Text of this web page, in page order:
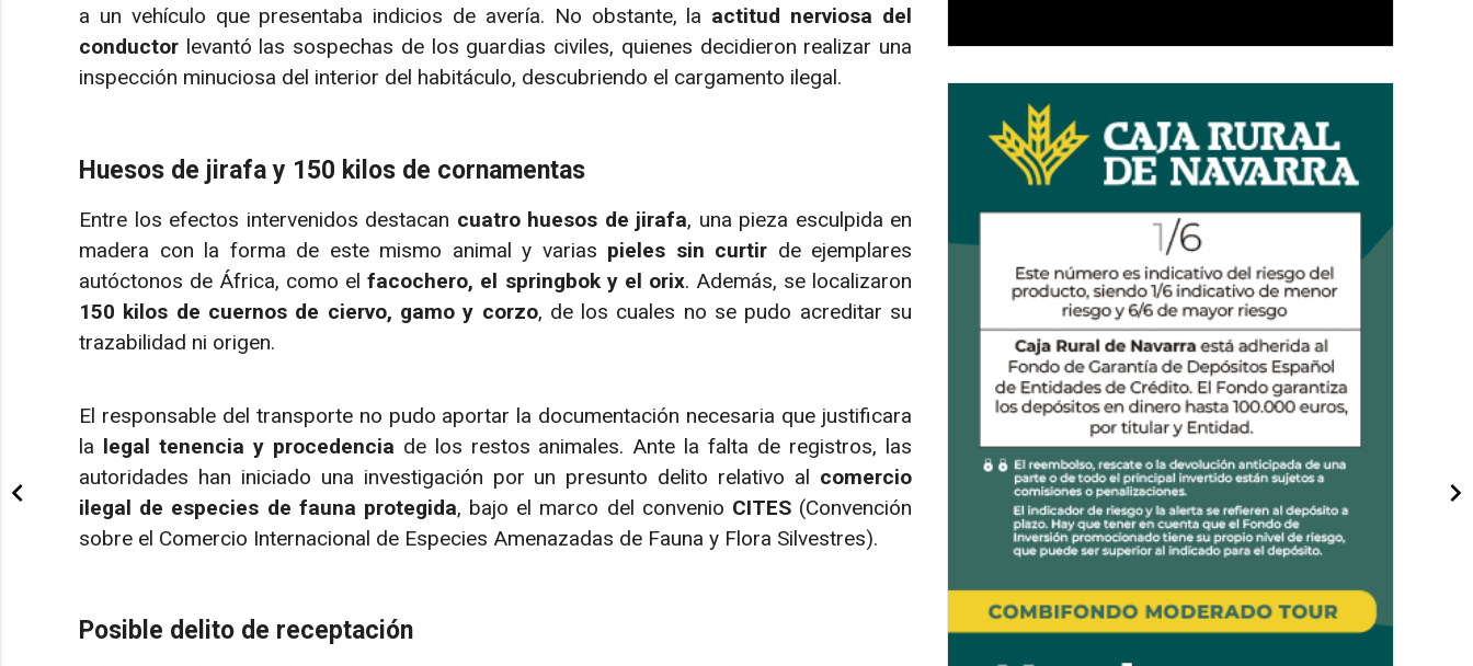
a un vehículo que presentaba indicios de avería. No obstante, la actitud nerviosa del
conductor levantó las sospechas de los guardias civiles, quienes decidieron realizar una
inspección minuciosa del interior del habitáculo, descubriendo el cargamento ilegal.
Huesos de jirafa y 150 kilos de cornamentas
Entre los efectos intervenidos destacan cuatro huesos de jirafa, una pieza esculpida en
madera con la forma de este mismo animal y varias pieles sin curtir de ejemplares
autóctonos de África, como elfacochero, el springbok y el orix. Además, se localizaron
150 kilos de cuernos de ciervo, gamo y corzo, de los cuales no se pudo acreditar su
trazabilidad ni origen.
El responsable del transporte no pudo aportar la documentación necesaria que justificara
la legal tenencia y procedencia de los restos animales. Ante la falta de registros, las
autoridades han iniciado una investigación por un presunto delito relativo al comercio
ilegal de especies de fauna protegida, bajo el marco del convenio CITES(Convención
sobre el Comercio Internacional de Especies Amenazadas de Fauna y Flora Silvestres).
Posible delito de receptación